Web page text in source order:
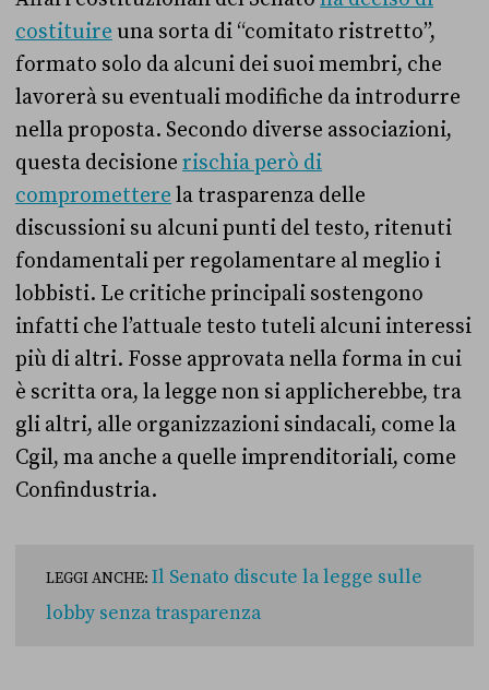
costituire una sorta di “comitato ristretto”,
formato solo da alcuni dei suoi membri, che
lavorerà su eventuali modifiche da introdurre
nella proposta. Secondo diverse associazioni,
questa decisione rischia però di
compromettere la trasparenza delle
discussioni su alcuni punti del testo, ritenuti
fondamentali per regolamentare al meglio i
lobbisti. Le critiche principali sostengono
infatti che l’attuale testo tuteli alcuni interessi
più di altri. Fosse approvata nella forma in cui
è scritta ora, la legge non si applicherebbe, tra
gli altri, alle organizzazioni sindacali, come la
Cgil, ma anche a quelle imprenditoriali, come
Confindustria.
LEGGI ANCHE: Il Senato discute la legge sulle
lobby senza trasparenza